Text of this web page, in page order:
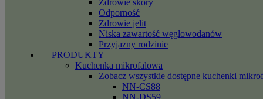
Zdrowie skóry
Odporność
Zdrowie jelit
Niska zawartość węglowodanów
Przyjazny rodzinie
PRODUKTY
Kuchenka mikrofalowa
Zobacz wszystkie dostępne kuchenki
NN-CS88
NN-DS59